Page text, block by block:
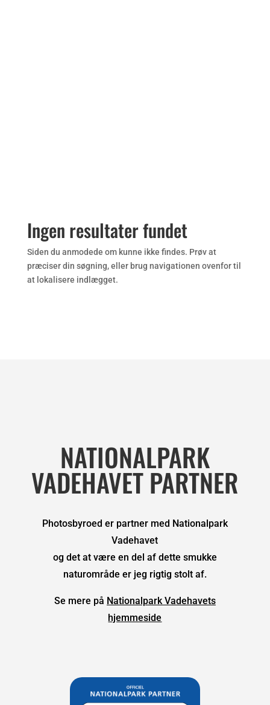
Ingen resultater fundet
Siden du anmodede om kunne ikke findes. Prøv at
præciser din søgning, eller brug navigationen ovenfor til
at lokalisere indlægget.
NATIONALPARK
VADEHAVET PARTNER
Photosbyroed er partner med Nationalpark
Vadehavet
og det at være en del af dette smukke
naturområde er jeg rigtig stolt af.
Se mere på Nationalpark Vadehavets
hjemmeside